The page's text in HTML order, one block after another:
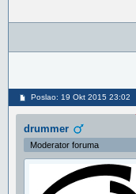
Poslao: 19 Okt 2015 23:02
drummer
Moderator foruma